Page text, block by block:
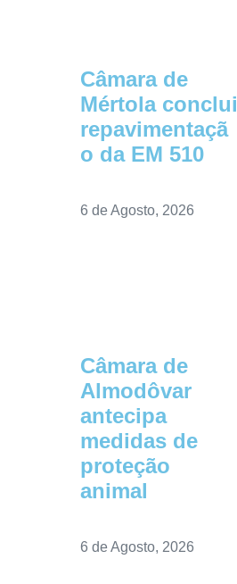
Câmara de
Mértola conclui
repavimentaçã
o da EM 510
6 de Agosto, 2026
Câmara de
Almodôvar
antecipa
medidas de
proteção
animal
6 de Agosto, 2026